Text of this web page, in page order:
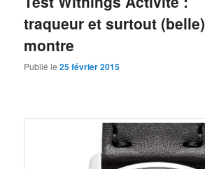
traqueur et surtout (belle)
montre
Publié le25 février 2015